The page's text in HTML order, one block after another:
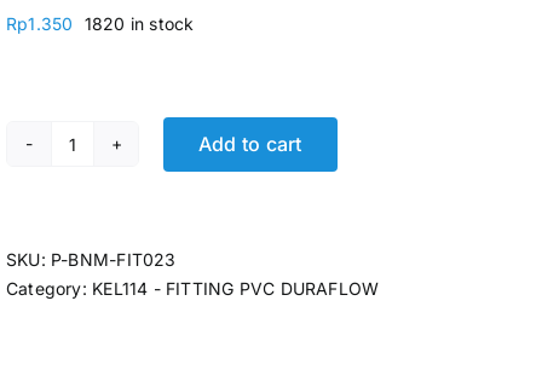
Rp1.350 1820 in stock
FIT. TEE DURAFLOW D 1 1/4 (130pcs/dus) quantity
Add to cart
SKU: P-BNM-FIT023
Category: KEL114 - FITTING PVC DURAFLOW